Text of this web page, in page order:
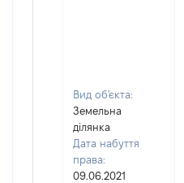
Вид об'єкта:
Земельна
ділянка
Дата набуття
права:
09.06.2021